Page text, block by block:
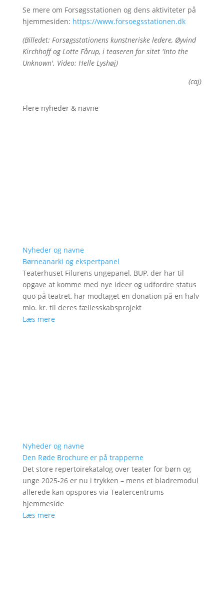
Se mere om Forsøgsstationen og dens aktiviteter på
hjemmesiden: https://www.forsoegsstationen.dk
(Billedet: Forsøgsstationens kunstneriske ledere, Øyvind
Kirchhoff og Lotte Fårup, i teaseren for sitet 'Into the
Unknown'. Video: Helle Lyshøj)
(caj)
Flere nyheder & navne
Nyheder og navne
Børneanarki og ekspertpanel
Teaterhuset Filurens ungepanel, BUP, der har til
opgave at komme med nye ideer og udfordre status
quo på teatret, har modtaget en donation på en halv
mio. kr. til deres fællesskabsprojekt
Læs mere
Nyheder og navne
Den Røde Brochure er på trapperne
Det store repertoirekatalog over teater for børn og
unge 2025-26 er nu i trykken – mens et bladremodul
allerede kan opspores via Teatercentrums
hjemmeside
Læs mere